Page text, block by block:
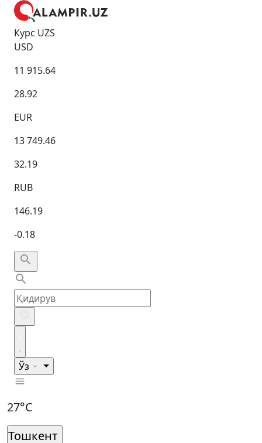
Курс UZS
USD
11 915.64
28.92
EUR
13 749.46
32.19
RUB
146.19
-0.18
Ўз
27°C
Тошкент